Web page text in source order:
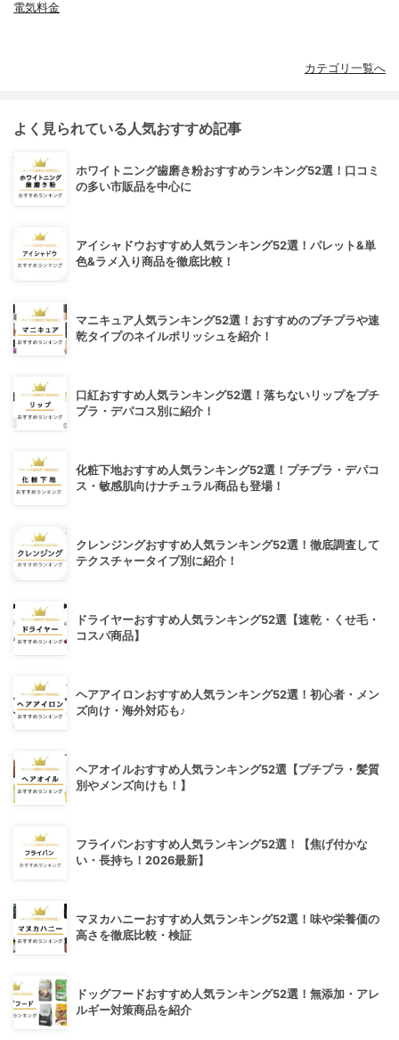
電気料金
カテゴリ一覧へ
よく見られている人気おすすめ記事
ホワイトニング歯磨き粉おすすめランキング52選！口コミ
の多い市販品を中心に
アイシャドウおすすめ人気ランキング52選！パレット&単
色&ラメ入り商品を徹底比較！
マニキュア人気ランキング52選！おすすめのプチプラや速
乾タイプのネイルポリッシュを紹介！
口紅おすすめ人気ランキング52選！落ちないリップをプチ
プラ・デパコス別に紹介！
化粧下地おすすめ人気ランキング52選！プチプラ・デパコ
ス・敏感肌向けナチュラル商品も登場！
クレンジングおすすめ人気ランキング52選！徹底調査して
テクスチャータイプ別に紹介！
ドライヤーおすすめ人気ランキング52選【速乾・くせ毛・
コスパ商品】
ヘアアイロンおすすめ人気ランキング52選！初心者・メン
ズ向け・海外対応も♪
ヘアオイルおすすめ人気ランキング52選【プチプラ・髪質
別やメンズ向けも！】
フライパンおすすめ人気ランキング52選！【焦げ付かな
い・長持ち！2026最新】
マヌカハニーおすすめ人気ランキング52選！味や栄養価の
高さを徹底比較・検証
ドッグフードおすすめ人気ランキング52選！無添加・アレ
ルギー対策商品を紹介